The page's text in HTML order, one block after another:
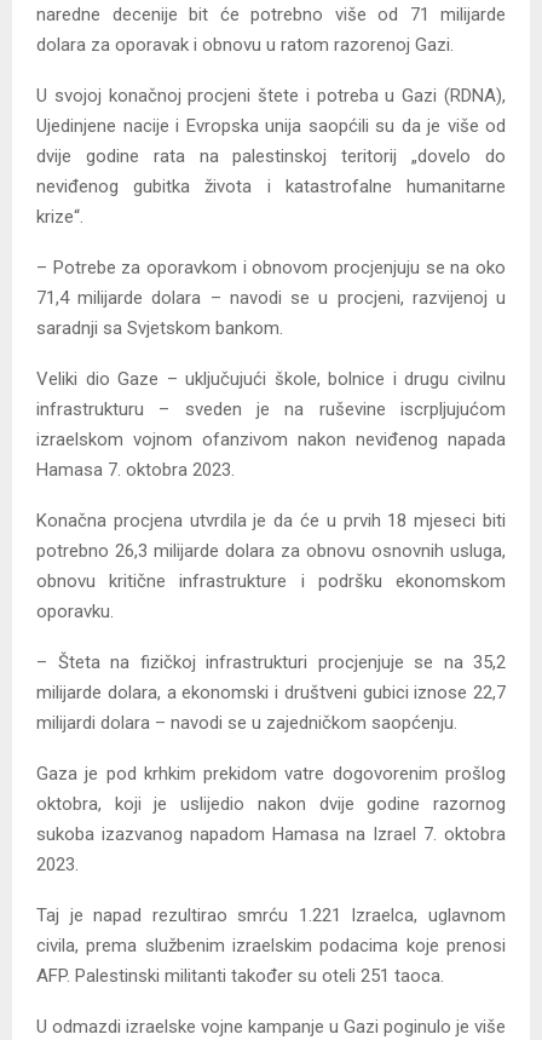
naredne decenije bit će potrebno više od 71 milijarde
dolara za oporavak i obnovu u ratom razorenoj Gazi.
U svojoj konačnoj procjeni štete i potreba u Gazi (RDNA),
Ujedinjene nacije i Evropska unija saopćili su da je više od
dvije godine rata na palestinskoj teritorij „dovelo do
neviđenog gubitka života i katastrofalne humanitarne
krize“.
– Potrebe za oporavkom i obnovom procjenjuju se na oko
71,4 milijarde dolara – navodi se u procjeni, razvijenoj u
saradnji sa Svjetskom bankom.
Veliki dio Gaze – uključujući škole, bolnice i drugu civilnu
infrastrukturu – sveden je na ruševine iscrpljujućom
izraelskom vojnom ofanzivom nakon neviđenog napada
Hamasa 7. oktobra 2023.
Konačna procjena utvrdila je da će u prvih 18 mjeseci biti
potrebno 26,3 milijarde dolara za obnovu osnovnih usluga,
obnovu kritične infrastrukture i podršku ekonomskom
oporavku.
– Šteta na fizičkoj infrastrukturi procjenjuje se na 35,2
milijarde dolara, a ekonomski i društveni gubici iznose 22,7
milijardi dolara – navodi se u zajedničkom saopćenju.
Gaza je pod krhkim prekidom vatre dogovorenim prošlog
oktobra, koji je uslijedio nakon dvije godine razornog
sukoba izazvanog napadom Hamasa na Izrael 7. oktobra
2023.
Taj je napad rezultirao smrću 1.221 Izraelca, uglavnom
civila, prema službenim izraelskim podacima koje prenosi
AFP. Palestinski militanti također su oteli 251 taoca.
U odmazdi izraelske vojne kampanje u Gazi poginulo je više